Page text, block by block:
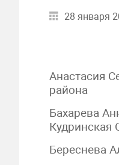
28 января
Анастасия
района
Бахарева
Кудринская
Береснева